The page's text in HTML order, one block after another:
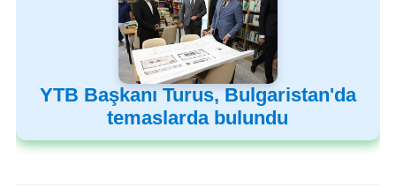
YTB Başkanı Turus, Bulgaristan'da
temaslarda bulundu